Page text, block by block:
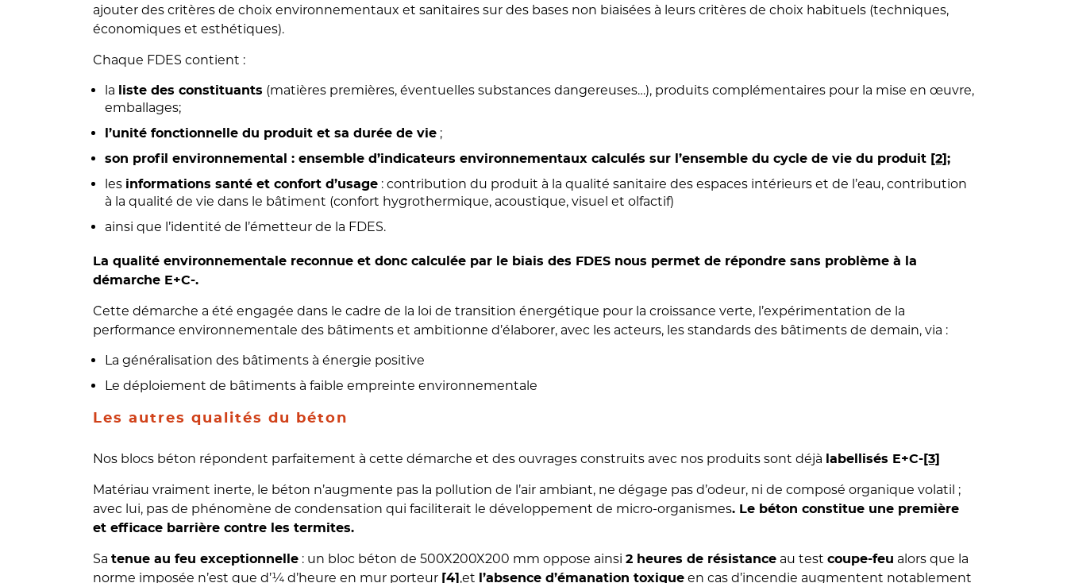
ajouter des critères de choix environnementaux et sanitaires sur des bases non biaisées à leurs critères de choix habituels (techniques,
économiques et esthétiques).
Chaque FDES contient :
la
liste des constituants (matières premières, éventuelles substances dangereuses…), produits complémentaires pour la mise en œuvre,
emballages;
l’unité fonctionnelle du produit et sa durée de vie ;
son profil environnemental : ensemble d’indicateurs environnementaux calculés sur l’ensemble du cycle de vie du produit [2] ;
les informations santé et confort d’usage : contribution du produit à la qualité sanitaire des espaces intérieurs et de l’eau, contribution
à la qualité de vie dans le bâtiment (confort hygrothermique, acoustique, visuel et olfactif)
ainsi que l’identité de l’émetteur de la FDES.
La qualité environnementale reconnue et donc calculée par le biais des FDES nous permet de répondre sans problème à la
démarche E+C-.
Cette démarche a été engagée dans le cadre de la loi de transition énergétique pour la croissance verte, l’expérimentation de la
performance environnementale des bâtiments et ambitionne d’élaborer, avec les acteurs, les standards des bâtiments de demain, via :
La généralisation des bâtiments à énergie positive
Le déploiement de bâtiments à faible empreinte environnementale
Les autres qualités du béton
Nos blocs béton répondent parfaitement à cette démarche et des ouvrages construits avec nos produits sont déjà labellisés E+C-[3]
Matériau vraiment inerte, le béton n’augmente pas la pollution de l’air ambiant, ne dégage pas d’odeur, ni de composé organique volatil ;
avec lui, pas de phénomène de condensation qui faciliterait le développement de micro-organismes. Le béton constitue une première
et efficace barrière contre les termites.
Sa tenue au feu exceptionnelle : un bloc béton de 500X200X200 mm oppose ainsi 2 heures de résistance au test coupe-feu alors que la
norme imposée n’est que d’¼ d’heure en mur porteur [4] ,et l’absence d’émanation toxique en cas d’incendie augmentent notablement